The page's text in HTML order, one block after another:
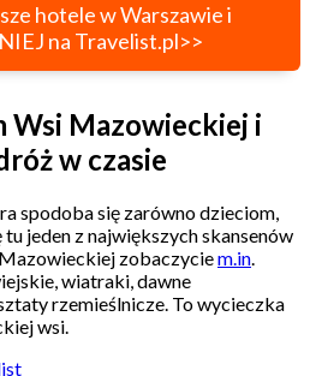
hotele w Warszawie i
na Travelist.pl>>
Wsi Mazowieckiej i
w czasie
spodoba się zarówno dzieciom,
tu jeden z największych skansenów
zobaczyciem.in.
wiatraki, dawne
rzemieślnicze. To wycieczka
wsi.